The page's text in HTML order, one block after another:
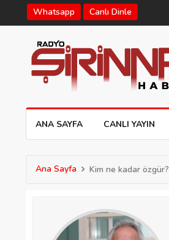
Whatsapp Canlı Dinle
ANA SAYFA CANLI YAYIN
Ana Sayfa Kim ne kadar özgür?